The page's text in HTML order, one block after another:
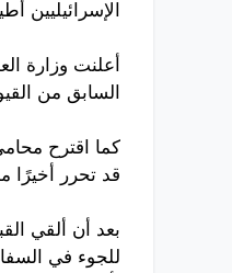
الإسرائيليين
أعلنت وزارة
السابق من
كما اقترح
قد تحرر أخيرًا